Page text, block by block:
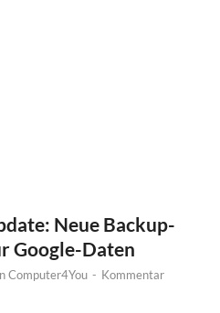
Neue Backup-
Google-Daten
Computer4You - Kommentar